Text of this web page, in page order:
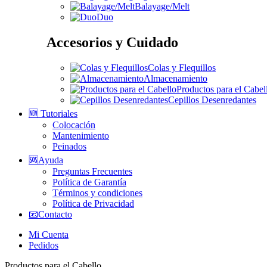
Balayage/Melt
Duo
Accesorios y Cuidado
Colas y Flequillos
Almacenamiento
Productos para el
Cepillos Desenredantes
🆕 Tutoriales
Colocación
Mantenimiento
Peinados
🆘Ayuda
Preguntas Frecuentes
Política de Garantía
Términos y condiciones
Política de Privacidad
📧Contacto
Mi Cuenta
Pedidos